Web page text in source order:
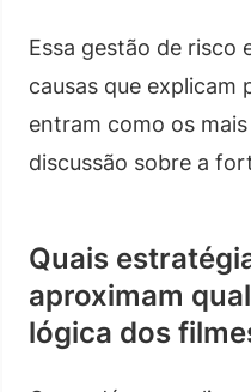
Essa gestão de risco
causas que
entram como os
discussão sobre a
Quais
aproximam
lógica dos